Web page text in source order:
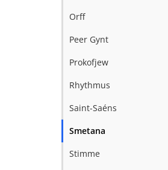
Orff
Peer Gynt
Prokofjew
Rhythmus
Saint-Saéns
Smetana
Stimme